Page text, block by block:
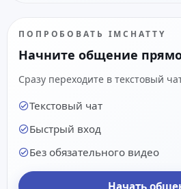
ПОПРОБОВАТЬ IMCHATTY
Начните общение
Сразу переходите в текстовый
Текстовый чат
Быстрый вход
Без обязательного видео
Начать